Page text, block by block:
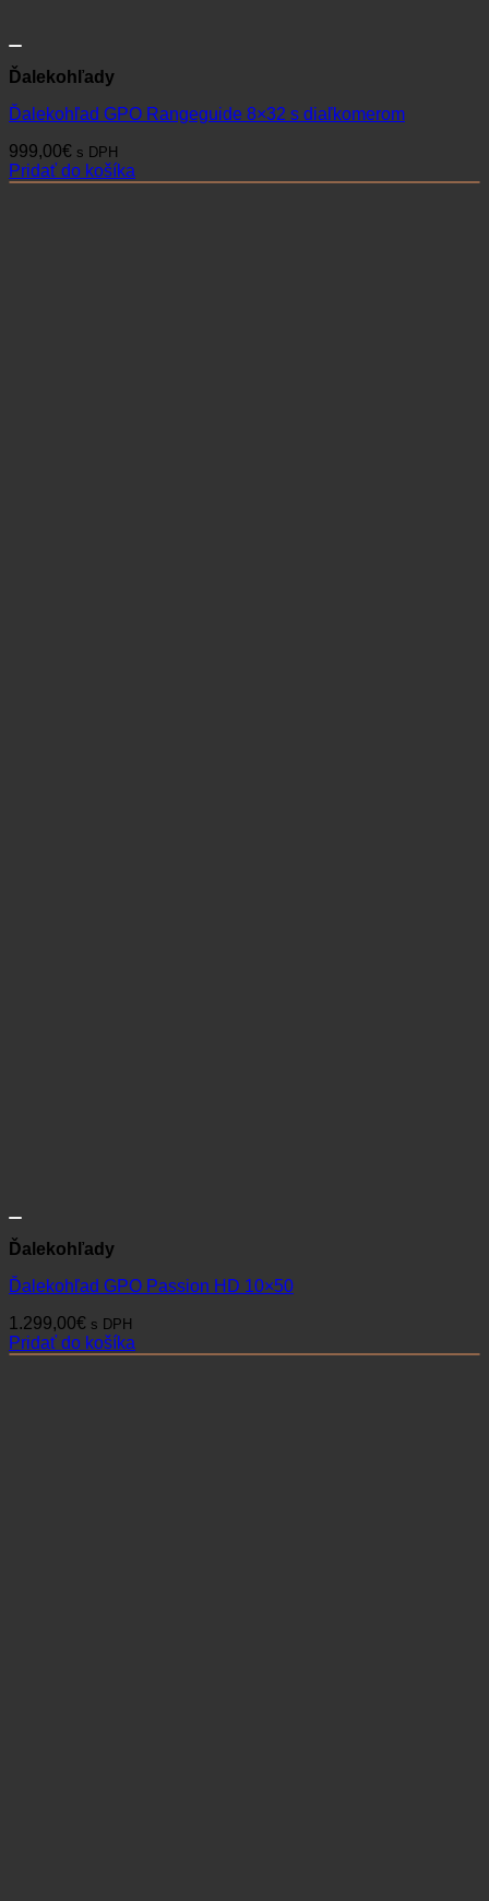
Ďalekohľady
Ďalekohľad GPO Rangeguide 8×32 s diaľkomerom
999,00€ s DPH
Pridať do košíka
Ďalekohľady
Ďalekohľad GPO Passion HD 10×50
1.299,00€ s DPH
Pridať do košíka